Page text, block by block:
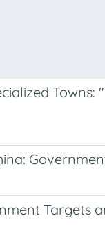
Targets